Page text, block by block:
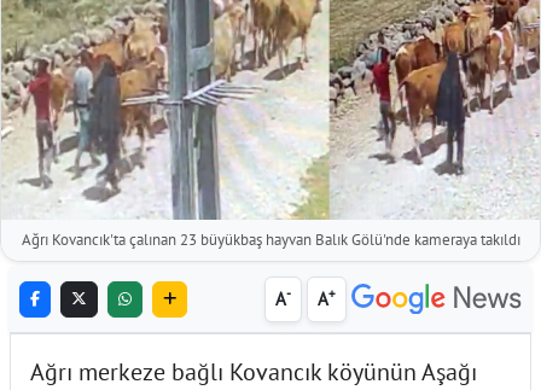
Ağrı Kovancık'ta çalınan 23 büyükbaş hayvan Balık Gölü'nde kameraya takıldı
A- A+
Ağrı merkeze bağlı Kovancık köyünün Aşağı